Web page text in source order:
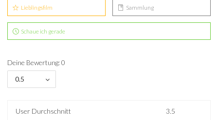
Lieblingsfilm Sammlung
Schaue ich gerade
Deine Bewertung: 0
0.5
User Durchschnitt 3.5